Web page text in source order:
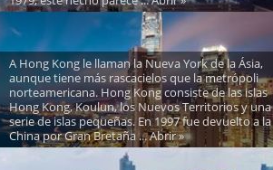
A Hong Kong le llaman la Nueva York de la Ásia,
aunque tiene más rascacielos que la metrópoli
norteamericana. Hong Kong consiste de las islas
Hong Kong, Koulun, los Nuevos Territorios y una
serie de islas pequeñas. En 1997 fue devuelto a la
China por Gran Bretaña ... Abrir »